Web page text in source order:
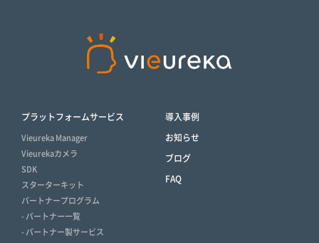
プラットフォームサービス
Vieureka Manager
Vieurekaカメラ
SDK
スターターキット
パートナープログラム
- パートナー一覧
- パートナー製サービス
導入事例
お知らせ
ブログ
FAQ